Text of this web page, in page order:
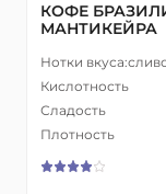
КОФЕ
МАНТИКЕЙРА
Нотки вкуса:
Кислотность
Сладость
Плотность